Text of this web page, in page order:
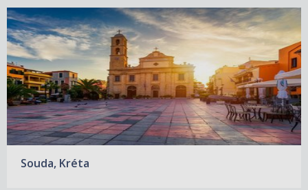
Souda, Kréta